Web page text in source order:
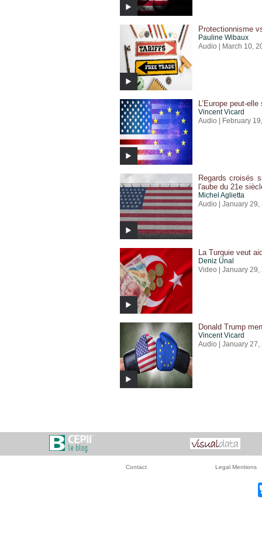
Protectionnisme
Pauline Wibaux
Audio | March 10,
L’Europe peut-
Vincent Vicard
Audio | February
Regards croisés
l'aube du 21e
Michel Aglietta
Audio | January 29,
La Turquie veut
Deniz Ünal
Video | January 29,
Donald Trump
Vincent Vicard
Audio | January 27,
Contact Legal Mentions